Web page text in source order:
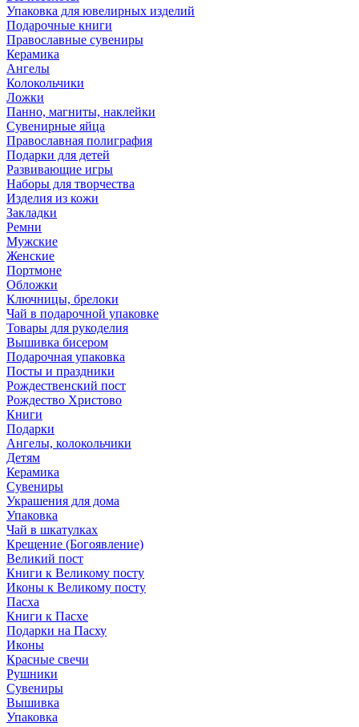
Упаковка для ювелирных изделий
Подарочные книги
Православные сувениры
Керамика
Ангелы
Колокольчики
Ложки
Панно, магниты, наклейки
Сувенирные яйца
Православная полиграфия
Подарки для детей
Развивающие игры
Наборы для творчества
Изделия из кожи
Закладки
Ремни
Мужские
Женские
Портмоне
Обложки
Ключницы, брелоки
Чай в подарочной упаковке
Товары для рукоделия
Вышивка бисером
Подарочная упаковка
Посты и праздники
Рождественский пост
Рождество Христово
Книги
Подарки
Ангелы, колокольчики
Детям
Керамика
Сувениры
Украшения для дома
Упаковка
Чай в шкатулках
Крещение (Богоявление)
Великий пост
Книги к Великому посту
Иконы к Великому посту
Пасха
Книги к Пасхе
Подарки на Пасху
Иконы
Красные свечи
Рушники
Сувениры
Вышивка
Упаковка